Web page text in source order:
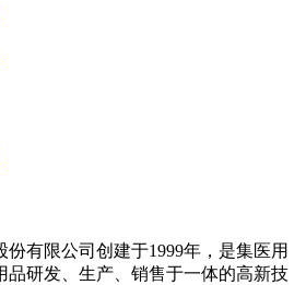
份有限公司创建于1999年，是集医用
品研发、生产、销售于一体的高新技